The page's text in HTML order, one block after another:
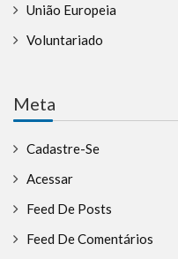
União Europeia
Voluntariado
Meta
Cadastre-Se
Acessar
Feed De Posts
Feed De Comentários